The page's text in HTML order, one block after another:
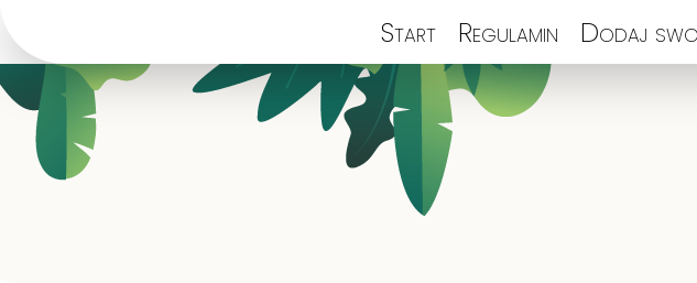
Start Regulamin Dodaj